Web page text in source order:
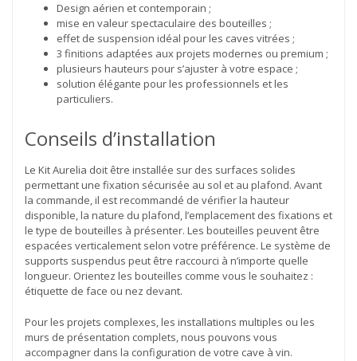
Design aérien et contemporain ;
mise en valeur spectaculaire des bouteilles ;
effet de suspension idéal pour les caves vitrées ;
3 finitions adaptées aux projets modernes ou premium ;
plusieurs hauteurs pour s’ajuster à votre espace ;
solution élégante pour les professionnels et les
particuliers.
Conseils d’installation
Le Kit Aurelia doit être installée sur des surfaces solides
permettant une fixation sécurisée au sol et au plafond. Avant
la commande, il est recommandé de vérifier la hauteur
disponible, la nature du plafond, l’emplacement des fixations et
le type de bouteilles à présenter. Les bouteilles peuvent être
espacées verticalement selon votre préférence. Le système de
supports suspendus peut être raccourci à n’importe quelle
longueur. Orientez les bouteilles comme vous le souhaitez :
étiquette de face ou nez devant.
Pour les projets complexes, les installations multiples ou les
murs de présentation complets, nous pouvons vous
accompagner dans la configuration de votre cave à vin.